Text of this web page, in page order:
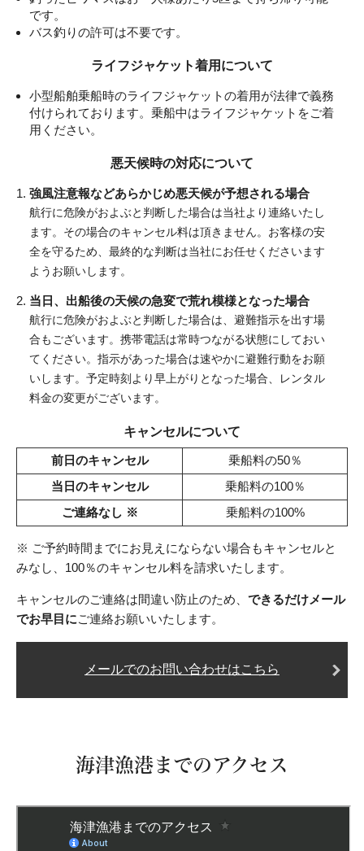
です。
バス釣りの許可は不要です。
ライフジャケット着用について
小型船舶乗船時のライフジャケットの着用が法律で義務
付けられております。 乗船中はライフジャケットをご着
用ください。
悪天候時の対応について
強風注意報などあらかじめ悪天候が予想される場合
航行に危険がおよぶと判断した場合は当社より連絡いたし
ます。その場合のキャンセル料は頂きません。お客様の安
全を守るため、最終的な判断は当社にお任せくださいます
ようお願いします。
当日、出船後の天候の急変で荒れ模様となった場合
航行に危険がおよぶと判断した場合は、避難指示を出す場
合もございます。携帯電話は常時つながる状態にしておい
てください。指示があった場合は速やかに避難行動をお願
いします。予定時刻より早上がりとなった場合、レンタル
料金の変更がございます。
キャンセルについて
前日のキャンセル
乗船料の50％
当日のキャンセル
乗船料の100％
ご連絡なし ※
乗船料の100%
※ ご予約時間までにお見えにならない場合もキャンセルと
みなし、100％のキャンセル料を請求いたします。
キャンセルのご連絡は間違い防止のため、 できるだけメール
でお早目にご連絡お願いいたします。
メールでのお問い合わせはこちら
海津漁港までのアクセス